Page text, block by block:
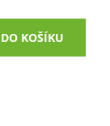
DO KOŠÍKU